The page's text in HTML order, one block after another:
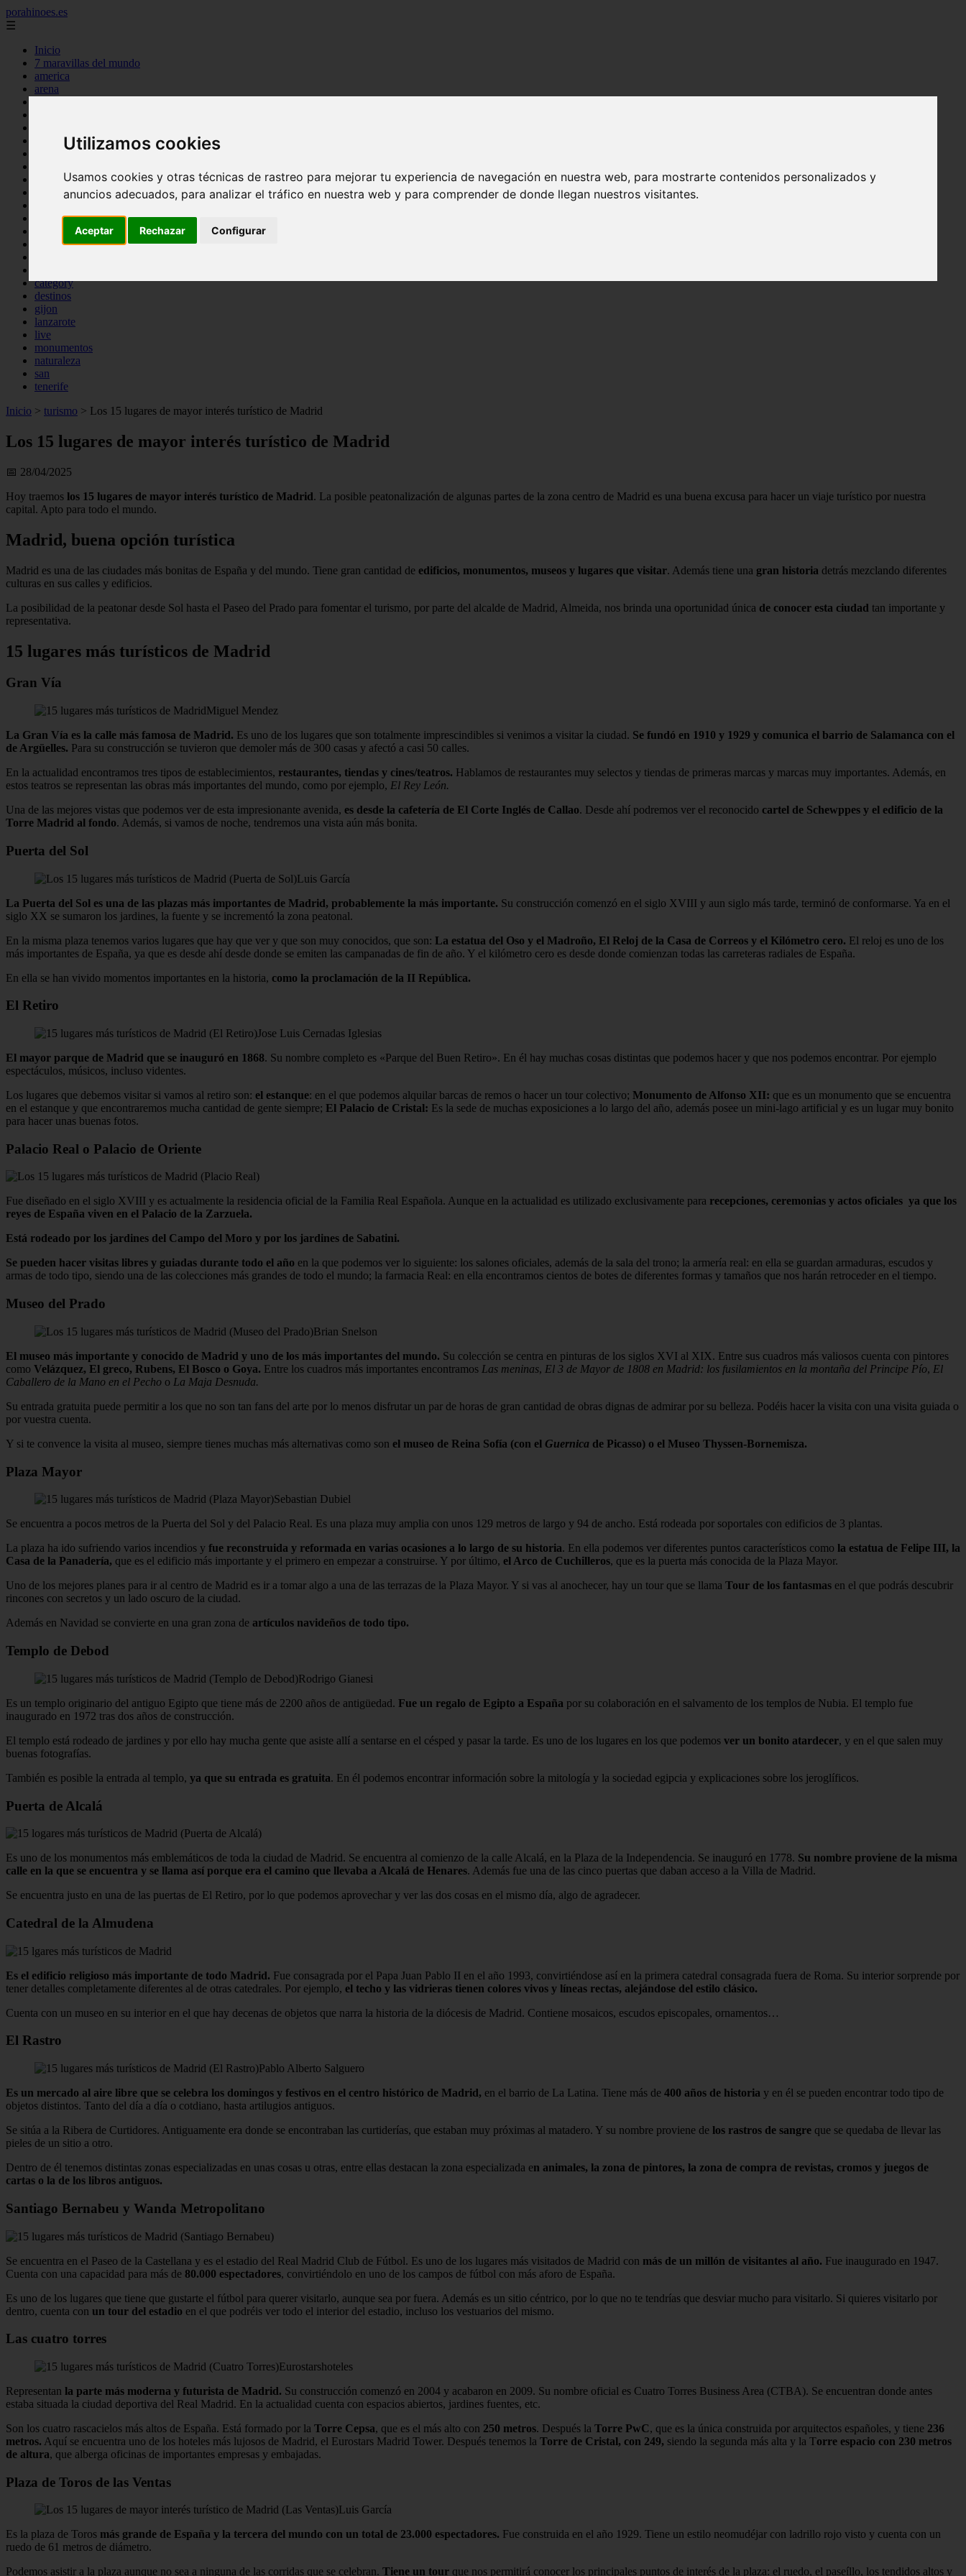
Utilizamos cookies
Usamos cookies y otras técnicas de rastreo para mejorar tu experiencia de navegación en nuestra web, para mostrarte contenidos personalizados y
anuncios adecuados, para analizar el tráfico en nuestra web y para comprender de donde llegan nuestros visitantes.
Aceptar Rechazar Configurar
porahinoes.es
☰
Inicio
7 maravillas del mundo
america
arena
c entre rios
c generalidades del pais
c neuquen
c provincias
c santa fe
c tierra de fuego
c tucuman
category
destinos
gijon
lanzarote
live
monumentos
naturaleza
san
tenerife
Inicio > turismo > Los 15 lugares de mayor interés turístico de Madrid
Los 15 lugares de mayor interés turístico de Madrid
📅 28/04/2025
Hoy traemos los 15 lugares de mayor interés turístico de Madrid. La posible peatonalización de algunas partes de la zona centro de Madrid es una buena excusa para hacer un viaje turístico por nuestra
capital. Apto para todo el mundo.
Madrid, buena opción turística
Madrid es una de las ciudades más bonitas de España y del mundo. Tiene gran cantidad de edificios, monumentos, museos y lugares que visitar. Además tiene una gran historia detrás mezclando diferentes
culturas en sus calles y edificios.
La posibilidad de la peatonar desde Sol hasta el Paseo del Prado para fomentar el turismo, por parte del alcalde de Madrid, Almeida, nos brinda una oportunidad única de conocer esta ciudad tan importante y
representativa.
15 lugares más turísticos de Madrid
Gran Vía
Miguel Mendez
La Gran Vía es la calle más famosa de Madrid. Es uno de los lugares que son totalmente imprescindibles si venimos a visitar la ciudad. Se fundó en 1910 y 1929 y comunica el barrio de Salamanca con el
de Argüelles. Para su construcción se tuvieron que demoler más de 300 casas y afectó a casi 50 calles.
En la actualidad encontramos tres tipos de establecimientos, restaurantes, tiendas y cines/teatros. Hablamos de restaurantes muy selectos y tiendas de primeras marcas y marcas muy importantes. Además, en
estos teatros se representan las obras más importantes del mundo, como por ejemplo, El Rey León.
Una de las mejores vistas que podemos ver de esta impresionante avenida, es desde la cafetería de El Corte Inglés de Callao. Desde ahí podremos ver el reconocido cartel de Schewppes y el edificio de la
Torre Madrid al fondo. Además, si vamos de noche, tendremos una vista aún más bonita.
Puerta del Sol
Luis García
La Puerta del Sol es una de las plazas más importantes de Madrid, probablemente la más importante. Su construcción comenzó en el siglo XVIII y aun siglo más tarde, terminó de conformarse. Ya en el
siglo XX se sumaron los jardines, la fuente y se incrementó la zona peatonal.
En la misma plaza tenemos varios lugares que hay que ver y que son muy conocidos, que son: La estatua del Oso y el Madroño, El Reloj de la Casa de Correos y el Kilómetro cero. El reloj es uno de los
más importantes de España, ya que es desde ahí desde donde se emiten las campanadas de fin de año. Y el kilómetro cero es desde donde comienzan todas las carreteras radiales de España.
En ella se han vivido momentos importantes en la historia, como la proclamación de la II República.
El Retiro
Jose Luis Cernadas Iglesias
El mayor parque de Madrid que se inauguró en 1868. Su nombre completo es «Parque del Buen Retiro». En él hay muchas cosas distintas que podemos hacer y que nos podemos encontrar. Por ejemplo
espectáculos, músicos, incluso videntes.
Los lugares que debemos visitar si vamos al retiro son: el estanque: en el que podemos alquilar barcas de remos o hacer un tour colectivo; Monumento de Alfonso XII: que es un monumento que se encuentra
en el estanque y que encontraremos mucha cantidad de gente siempre; El Palacio de Cristal: Es la sede de muchas exposiciones a lo largo del año, además posee un mini-lago artificial y es un lugar muy bonito
para hacer unas buenas fotos.
Palacio Real o Palacio de Oriente
Fue diseñado en el siglo XVIII y es actualmente la residencia oficial de la Familia Real Española. Aunque en la actualidad es utilizado exclusivamente para recepciones, ceremonias y actos oficiales ya que los
reyes de España viven en el Palacio de la Zarzuela.
Está rodeado por los jardines del Campo del Moro y por los jardines de Sabatini.
Se pueden hacer visitas libres y guiadas durante todo el año en la que podemos ver lo siguiente: los salones oficiales, además de la sala del trono; la armería real: en ella se guardan armaduras, escudos y
armas de todo tipo, siendo una de las colecciones más grandes de todo el mundo; la farmacia Real: en ella encontramos cientos de botes de diferentes formas y tamaños que nos harán retroceder en el tiempo.
Museo del Prado
Brian Snelson
El museo más importante y conocido de Madrid y uno de los más importantes del mundo. Su colección se centra en pinturas de los siglos XVI al XIX. Entre sus cuadros más valiosos cuenta con pintores
como Velázquez, El greco, Rubens, El Bosco o Goya. Entre los cuadros más importantes encontramos Las meninas, El 3 de Mayor de 1808 en Madrid: los fusilamientos en la montaña del Principe Pío, El
Caballero de la Mano en el Pecho o La Maja Desnuda.
Su entrada gratuita puede permitir a los que no son tan fans del arte por lo menos disfrutar un par de horas de gran cantidad de obras dignas de admirar por su belleza. Podéis hacer la visita con una visita guiada o
por vuestra cuenta.
Y si te convence la visita al museo, siempre tienes muchas más alternativas como son el museo de Reina Sofía (con el Guernica de Picasso) o el Museo Thyssen-Bornemisza.
Plaza Mayor
Sebastian Dubiel
Se encuentra a pocos metros de la Puerta del Sol y del Palacio Real. Es una plaza muy amplia con unos 129 metros de largo y 94 de ancho. Está rodeada por soportales con edificios de 3 plantas.
La plaza ha ido sufriendo varios incendios y fue reconstruida y reformada en varias ocasiones a lo largo de su historia. En ella podemos ver diferentes puntos característicos como la estatua de Felipe III, la
Casa de la Panadería, que es el edificio más importante y el primero en empezar a construirse. Y por último, el Arco de Cuchilleros, que es la puerta más conocida de la Plaza Mayor.
Uno de los mejores planes para ir al centro de Madrid es ir a tomar algo a una de las terrazas de la Plaza Mayor. Y si vas al anochecer, hay un tour que se llama Tour de los fantasmas en el que podrás descubrir
rincones con secretos y un lado oscuro de la ciudad.
Además en Navidad se convierte en una gran zona de artículos navideños de todo tipo.
Templo de Debod
Rodrigo Gianesi
Es un templo originario del antiguo Egipto que tiene más de 2200 años de antigüedad. Fue un regalo de Egipto a España por su colaboración en el salvamento de los templos de Nubia. El templo fue
inaugurado en 1972 tras dos años de construcción.
El templo está rodeado de jardines y por ello hay mucha gente que asiste allí a sentarse en el césped y pasar la tarde. Es uno de los lugares en los que podemos ver un bonito atardecer, y en el que salen muy
buenas fotografías.
También es posible la entrada al templo, ya que su entrada es gratuita. En él podemos encontrar información sobre la mitología y la sociedad egipcia y explicaciones sobre los jeroglíficos.
Puerta de Alcalá
Es uno de los monumentos más emblemáticos de toda la ciudad de Madrid. Se encuentra al comienzo de la calle Alcalá, en la Plaza de la Independencia. Se inauguró en 1778. Su nombre proviene de la misma
calle en la que se encuentra y se llama así porque era el camino que llevaba a Alcalá de Henares. Además fue una de las cinco puertas que daban acceso a la Villa de Madrid.
Se encuentra justo en una de las puertas de El Retiro, por lo que podemos aprovechar y ver las dos cosas en el mismo día, algo de agradecer.
Catedral de la Almudena
Es el edificio religioso más importante de todo Madrid. Fue consagrada por el Papa Juan Pablo II en el año 1993, convirtiéndose así en la primera catedral consagrada fuera de Roma. Su interior sorprende por
tener detalles completamente diferentes al de otras catedrales. Por ejemplo, el techo y las vidrieras tienen colores vivos y líneas rectas, alejándose del estilo clásico.
Cuenta con un museo en su interior en el que hay decenas de objetos que narra la historia de la diócesis de Madrid. Contiene mosaicos, escudos episcopales, ornamentos…
El Rastro
Pablo Alberto Salguero
Es un mercado al aire libre que se celebra los domingos y festivos en el centro histórico de Madrid, en el barrio de La Latina. Tiene más de 400 años de historia y en él se pueden encontrar todo tipo de
objetos distintos. Tanto del día a día o cotdiano, hasta artilugios antiguos.
Se sitúa a la Ribera de Curtidores. Antiguamente era donde se encontraban las curtiderías, que estaban muy próximas al matadero. Y su nombre proviene de los rastros de sangre que se quedaba de llevar las
pieles de un sitio a otro.
Dentro de él tenemos distintas zonas especializadas en unas cosas u otras, entre ellas destacan la zona especializada en animales, la zona de pintores, la zona de compra de revistas, cromos y juegos de
cartas o la de los libros antiguos.
Santiago Bernabeu y Wanda Metropolitano
Se encuentra en el Paseo de la Castellana y es el estadio del Real Madrid Club de Fútbol. Es uno de los lugares más visitados de Madrid con más de un millón de visitantes al año. Fue inaugurado en 1947.
Cuenta con una capacidad para más de 80.000 espectadores, convirtiéndolo en uno de los campos de fútbol con más aforo de España.
Es uno de los lugares que tiene que gustarte el fútbol para querer visitarlo, aunque sea por fuera. Además es un sitio céntrico, por lo que no te tendrías que desviar mucho para visitarlo. Si quieres visitarlo por
dentro, cuenta con un tour del estadio en el que podréis ver todo el interior del estadio, incluso los vestuarios del mismo.
Las cuatro torres
Eurostarshoteles
Representan la parte más moderna y futurista de Madrid. Su construcción comenzó en 2004 y acabaron en 2009. Su nombre oficial es Cuatro Torres Business Area (CTBA). Se encuentran donde antes
estaba situada la ciudad deportiva del Real Madrid. En la actualidad cuenta con espacios abiertos, jardines fuentes, etc.
Son los cuatro rascacielos más altos de España. Está formado por la Torre Cepsa, que es el más alto con 250 metros. Después la Torre PwC, que es la única construida por arquitectos españoles, y tiene 236
metros. Aquí se encuentra uno de los hoteles más lujosos de Madrid, el Eurostars Madrid Tower. Después tenemos la Torre de Cristal, con 249, siendo la segunda más alta y la Torre espacio con 230 metros
de altura, que alberga oficinas de importantes empresas y embajadas.
Plaza de Toros de las Ventas
Luis García
Es la plaza de Toros más grande de España y la tercera del mundo con un total de 23.000 espectadores. Fue construida en el año 1929. Tiene un estilo neomudéjar con ladrillo rojo visto y cuenta con un
ruedo de 61 metros de diámetro.
Podemos asistir a la plaza aunque no sea a ninguna de las corridas que se celebran. Tiene un tour que nos permitirá conocer los principales puntos de interés de la plaza: el ruedo, el paseíllo, los tendidos altos y